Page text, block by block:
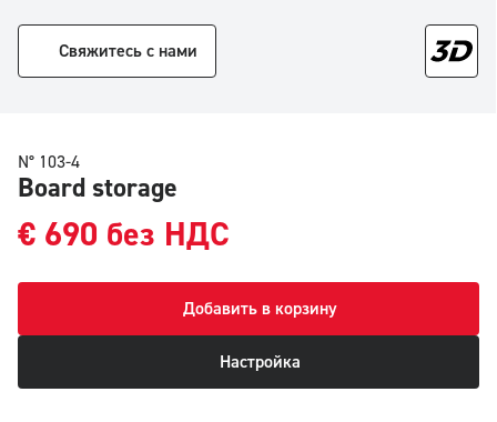
Свяжитесь с нами
N° 103-4
Board storage
€ 690 без НДС
Добавить в корзину
Настройка